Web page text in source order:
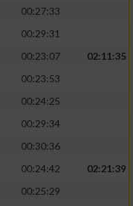
00:27:33
00:29:31
00:23:07
02:11:35
00:23:53
00:24:25
00:29:34
00:30:36
00:24:42
02:21:39
00:25:29